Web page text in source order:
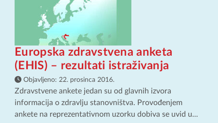
Europska zdravstvena anketa
(EHIS) – rezultati istraživanja
Objavljeno: 22. prosinca 2016.
Zdravstvene ankete jedan su od glavnih izvora
informacija o zdravlju stanovništva. Provođenjem
ankete na reprezentativnom uzorku dobiva se uvid u...